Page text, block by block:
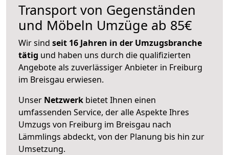
Transport von Gegenständen
und Möbeln Umzüge ab 85€
Wir sind seit 16 Jahren in der Umzugsbranche
tätig und haben uns durch die qualifizierten
Angebote als zuverlässiger Anbieter in Freiburg
im Breisgau erwiesen.
Unser Netzwerk bietet Ihnen einen
umfassenden Service, der alle Aspekte Ihres
Umzugs von Freiburg im Breisgau nach
Lämmlings abdeckt, von der Planung bis hin zur
Umsetzung.